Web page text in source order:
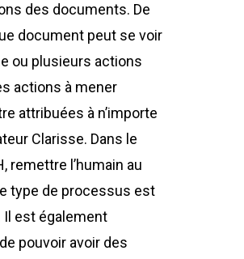
des documents. De
document peut se voir
ou plusieurs actions
actions à mener
attribuées à n’importe
Clarisse. Dans le
remettre l’humain au
type de processus est
Il est également
pouvoir avoir des